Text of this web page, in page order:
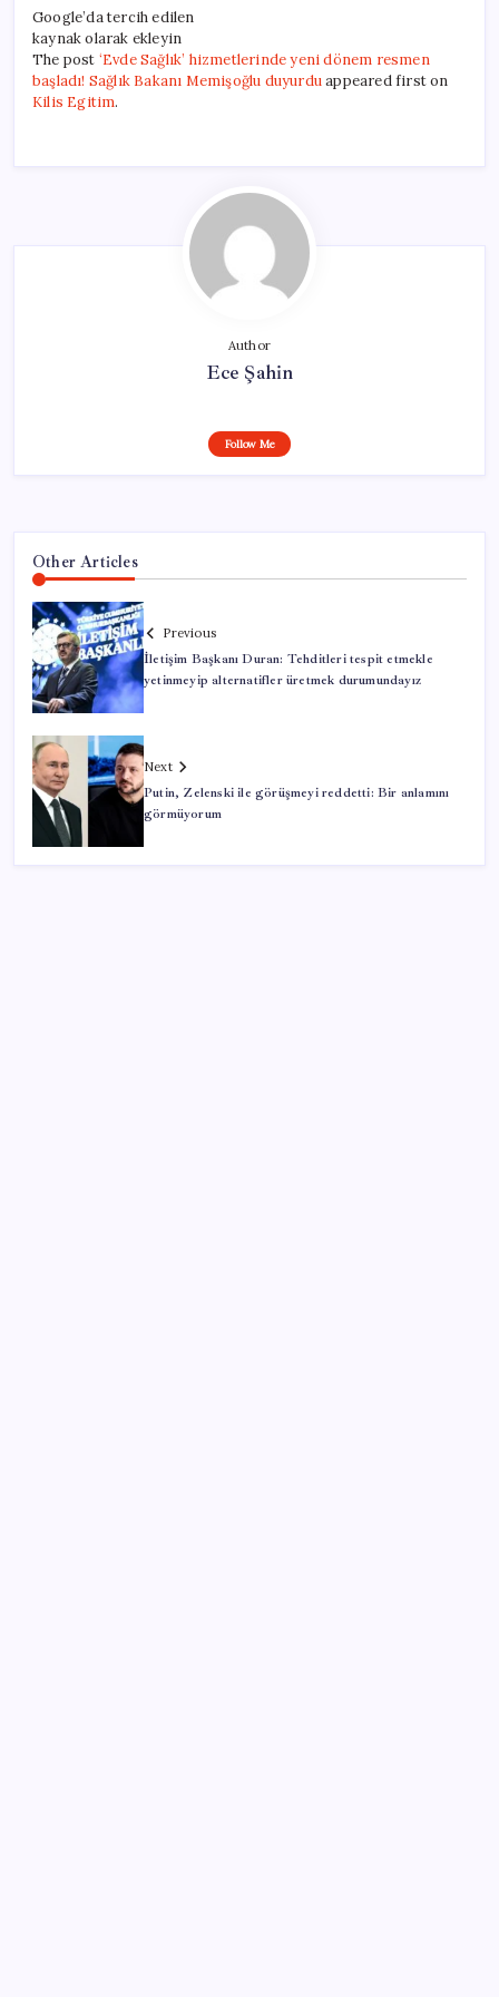
Google’da tercih edilen
kaynak olarak ekleyin
The post ‘Evde Sağlık’ hizmetlerinde yeni dönem resmen
başladı! Sağlık Bakanı Memişoğlu duyurduappeared first on
Kilis Egitim.
Author
Ece Şahin
Follow Me
Other Articles
Previous
İletişim Başkanı Duran: Tehditleri tespit etmekle
yetinmeyip alternatifler üretmek durumundayız
Next
Putin, Zelenski ile görüşmeyi reddetti: Bir anlamını
görmüyorum